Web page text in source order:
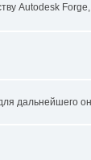
Autodesk
дальнейшего